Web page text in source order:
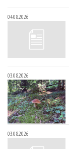
04.08.2026
03.08.2026
03.08.2026